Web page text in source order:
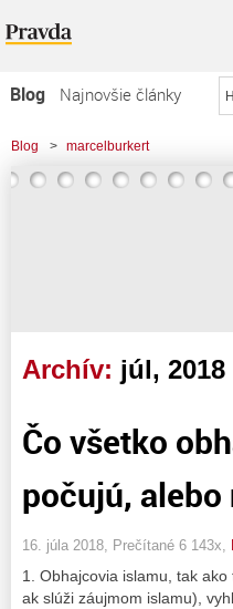
Blog
Najnovšie články
Najčítanejšie články
Najkomentovanejšie články
Blog > marcelburkert
> Čo všetko obhajcovia islamu
Archív: júl, 2018
Čo všetko
počujú,
16. júla 2018, Prečítané 6 143x,
1. Obhajcovia islamu, tak
ak slúži záujmom islamu),